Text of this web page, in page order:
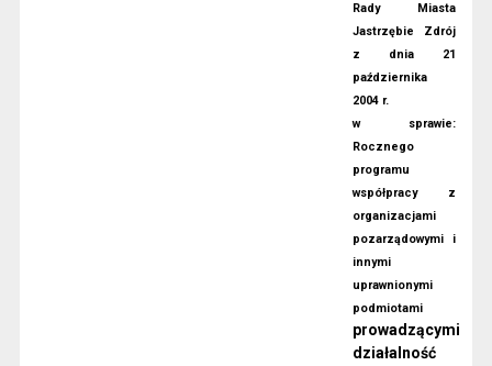
Rady Miasta
Jastrzębie Zdrój
z dnia 21
października
2004 r.
w sprawie:
Rocznego
programu
współpracy z
organizacjami
pozarządowymi i
innymi
uprawnionymi
podmiotami
prowadzącymi
działalność